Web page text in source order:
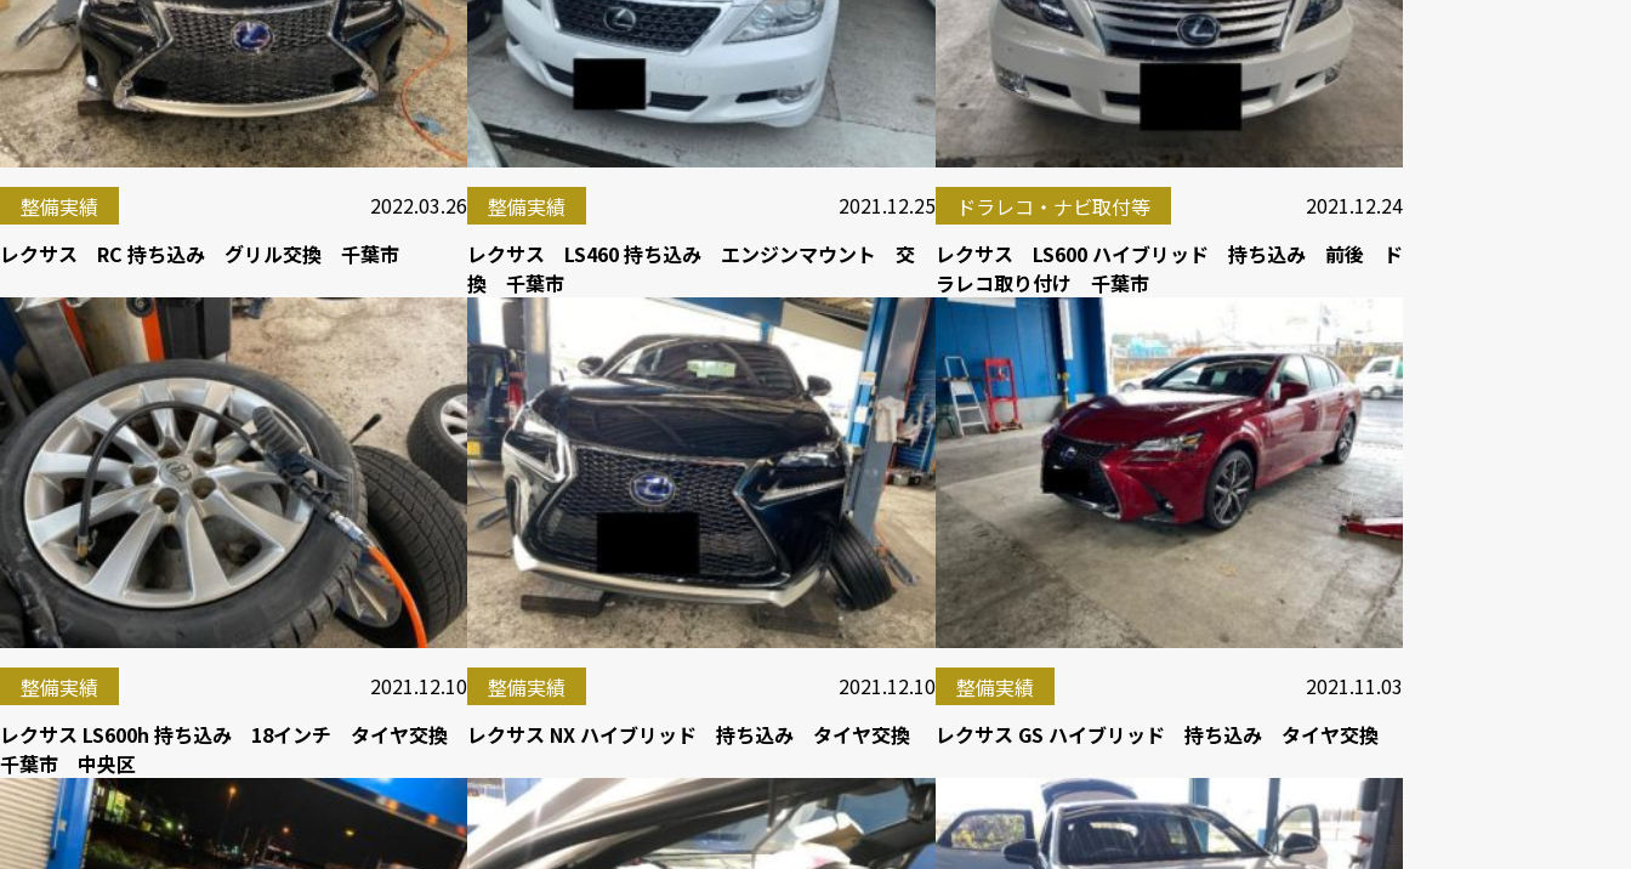
整備実績
2022.03.26
レクサス RC 持ち込み グリル交換 千葉市
整備実績
2021.12.25
レクサス LS460 持ち込み エンジンマウント 交
換 千葉市
ドラレコ・ナビ取付等
2021.12.24
レクサス LS600 ハイブリッド 持ち込み 前後 ド
ラレコ取り付け 千葉市
整備実績
2021.12.10
レクサス LS600h 持ち込み 18インチ タイヤ交換
千葉市 中央区
整備実績
2021.12.10
レクサス NX ハイブリッド 持ち込み タイヤ交換
整備実績
2021.11.03
レクサス GS ハイブリッド 持ち込み タイヤ交換